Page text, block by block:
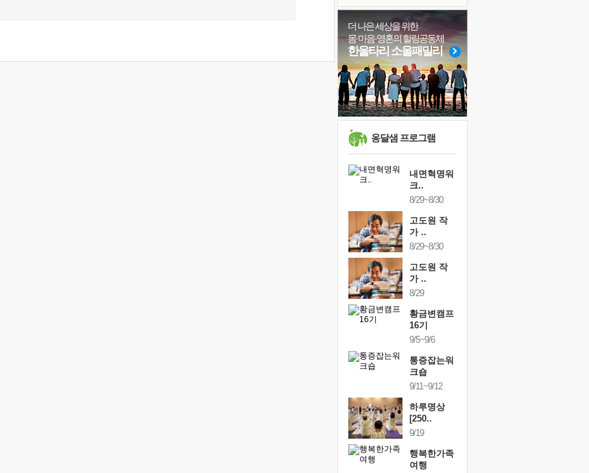
'말 타는 법'을 먼저
졸업식 사진을 보며
극심한 변비, 어깨결림, 수면 장애
아픈 아버지를 위한 공간 설계
슬럼프
보고 싶은 어머니
유년 시절의 부산 영도 바다
희망이란
'모른다'는 것
#유튜브
#나눔
#위기
#힐링
#희망
#도움
#선택
#친구
#아이들
#바이러스
#링컨학교
#건강
#계획
더 나은 세상을 위한
몸·마음·영혼의 힐링공동체
한울타리 소울패밀리
옹달샘 프로그램
내면혁명워
크..
8/29~8/30
고도원 작
가 ..
8/29~8/30
고도원 작
가 ..
8/29
황금변캠프
16기
9/5~9/6
통증잡는워
크숍
9/11~9/12
하루명상
[250..
9/19
행복한가족
여행